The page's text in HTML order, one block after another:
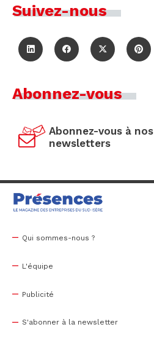
Suivez-nous
Abonnez-vous
Abonnez-vous à nos
newsletters
Qui sommes-nous ?
L'équipe
Publicité
S'abonner à la newsletter